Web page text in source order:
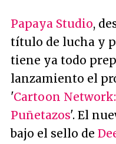
Papaya Studio,
título de lucha y
tiene ya todo
lanzamiento el
'Cartoon
Puñetazos'. El
bajo el sello de